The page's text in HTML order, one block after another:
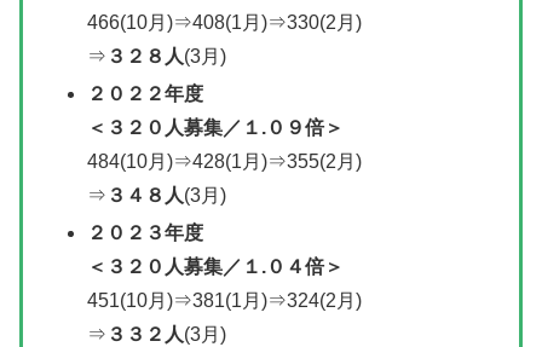
466(10月)⇒408(1月)⇒330(2月)
⇒ ３２８人(3月)
２０２２年度
＜ ３２０人募集／ １.０９倍＞
484(10月)⇒428(1月)⇒355(2月)
⇒ ３４８人(3月)
２０２３年度
＜３２０人募集／１.０４倍＞
451(10月)⇒381(1月)⇒324(2月)
⇒ ３３２人(3月)